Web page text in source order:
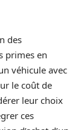
des
primes en
véhicule avec
le coût de
leur choix
ces